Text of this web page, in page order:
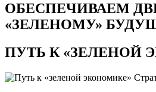
ОБЕСПЕЧИВАЕМ
«ЗЕЛЕНОМУ»
ПУТЬ К«ЗЕЛЕНОЙ